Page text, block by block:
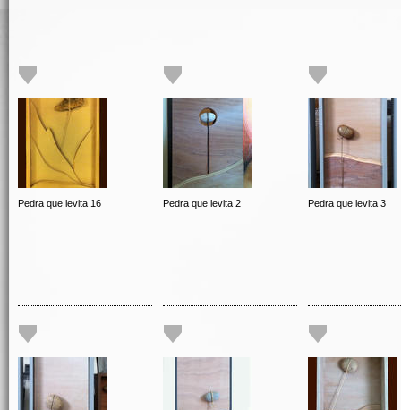
Pedra que levita 16 Pedra que levita 2 Pedra que levita 3